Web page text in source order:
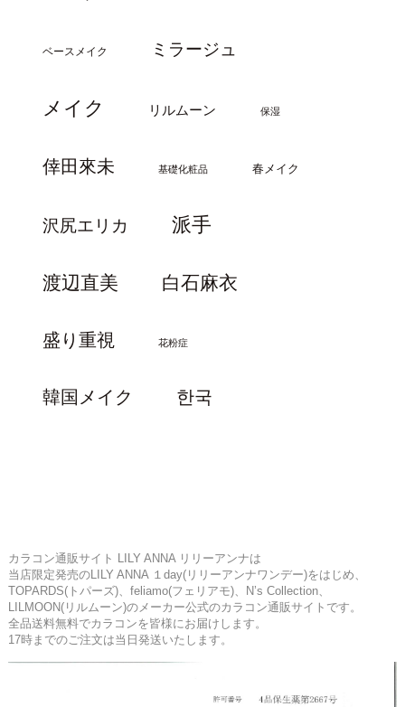
ベースメイク ミラージュ
メイク リルムーン 保湿
倖田來未 基礎化粧品 春メイク
沢尻エリカ 派手
渡辺直美 白石麻衣
盛り重視 花粉症
韓国メイク 한국
カラコン通販サイト LILY ANNA リリーアンナは
当店限定発売のLILY ANNA １day(リリーアンナワンデー)をはじめ、
TOPARDS(トパーズ)、feliamo(フェリアモ)、N’s Collection、
LILMOON(リルムーン)のメーカー公式のカラコン通販サイトです。
全品送料無料でカラコンを皆様にお届けします。
17時までのご注文は当日発送いたします。